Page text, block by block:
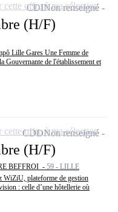
(H/F)
Lille Gares Une Femme de
Gouvernante de l'établissement et
CDINon renseigné
cette offre à ma sélection
(H/F)
BEFFROI - 59 - LILLE
WiZiU, plateforme de gestion
: celle d’une hôtellerie où
CDDNon renseigné
cette offre à ma sélection